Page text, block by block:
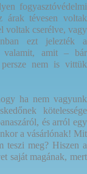
fogyasztóvédelmi
árak tévesen voltak
voltak cserélve, vagy
ezt jelezték a
valamit, amit – bár
nem is vittük
ha nem vagyunk
kötelessége
és arról egy
a vásárlónak! Mit
teszi meg? Hiszen a
saját magának, mert